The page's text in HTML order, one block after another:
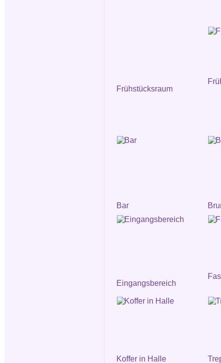
Frühstücksraum
Bar
Eingangsbereich
Koffer in Halle